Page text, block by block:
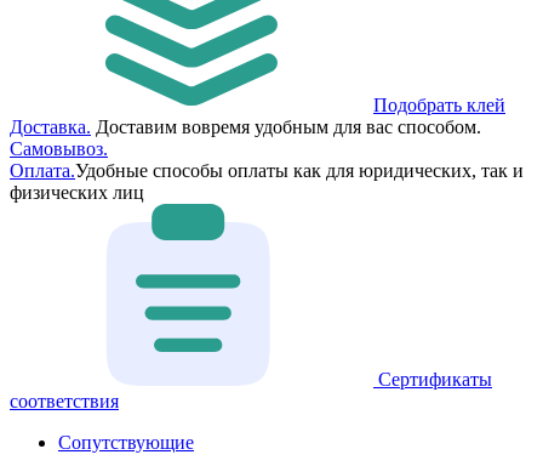
Подобрать клей
Доставка. Доставим вовремя удобным для вас способом.
Самовывоз.
Оплата.Удобные способы оплаты как для юридических, так и
физических лиц
Сертификаты
соответствия
Сопутствующие